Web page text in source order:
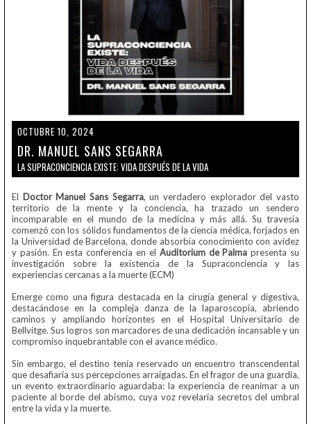
OCTUBRE 10, 2024
DR. MANUEL SANS SEGARRA
LA SUPRACONCIENCIA EXISTE: VIDA DESPUÉS DE LA VIDA
El Doctor Manuel Sans Segarra, un verdadero explorador del vasto
territorio de la mente y la conciencia, ha trazado un sendero
incomparable en el mundo de la medicina y más allá. Su travesía
comenzó con los sólidos fundamentos de la ciencia médica, forjados en
la Universidad de Barcelona, donde absorbía conocimiento con avidez
y pasión. En esta conferencia en el Auditorium de Palma presenta su
investigación sobre la existencia de la Supraconciencia y las
experiencias cercanas a la muerte (ECM)
Emerge como una figura destacada en la cirugía general y digestiva,
destacándose en la compleja danza de la laparoscopia, abriendo
caminos y ampliando horizontes en el Hospital Universitario de
Bellvitge. Sus logros son marcadores de una dedicación incansable y un
compromiso inquebrantable con el avance médico.
Sin embargo, el destino tenía reservado un encuentro transcendental
que desafiaría sus percepciones arraigadas. En el fragor de una guardia,
un evento extraordinario aguardaba: la experiencia de reanimar a un
paciente al borde del abismo, cuya voz revelaría secretos del umbral
entre la vida y la muerte.